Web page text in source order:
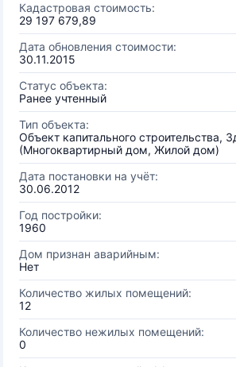
Кадастровая стоимость:
29 197 679,89
Дата обновления стоимости:
30.11.2015
Статус объекта:
Ранее учтенный
Тип объекта:
Объект капитального строительства,
(Многоквартирный дом, Жилой дом)
Дата постановки на учёт:
30.06.2012
Год постройки:
1960
Дом признан аварийным:
Нет
Количество жилых помещений:
12
Количество нежилых помещений:
0